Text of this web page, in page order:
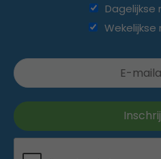
Dagelijkse
Wekelijkse